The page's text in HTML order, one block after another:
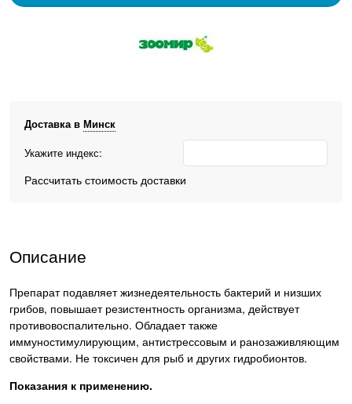
Доставка в Минск
Укажите индекс:
Рассчитать стоимость доставки
Описание
Препарат подавляет жизнедеятельность бактерий и низших
грибов, повышает резистентность организма, действует
противовоспалительно. Обладает также
иммуностимулирующим, антистрессовым и ранозаживляющим
свойствами. Не токсичен для рыб и других гидробионтов.
Показания к применению.